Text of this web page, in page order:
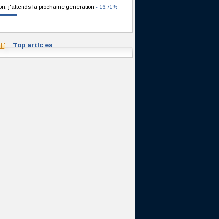
j'attends la prochaine génération - 16.71%
Top articles